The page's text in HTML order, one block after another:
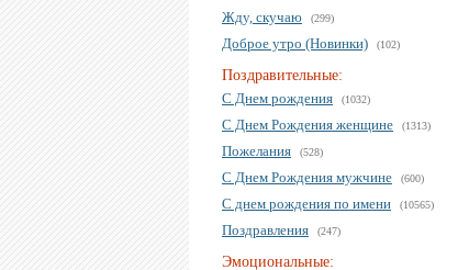
Жду, скучаю (299)
Доброе утро (Новинки) (102)
Поздравительные:
С Днем рождения
(1032)
С Днем Рождения женщине (1313)
Пожелания (528)
С Днем Рождения мужчине (600)
С днем рождения по имени (10565)
Поздравления (247)
Эмоциональные: